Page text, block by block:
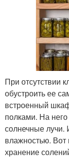
При отсутствии
обустроить ее
встроенный
полками. На
солнечные лучи.
влажностью. Вот
хранение